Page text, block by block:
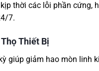
thời các lỗi phần cứng,
7.
Thiết Bị
giúp giảm hao mòn linh